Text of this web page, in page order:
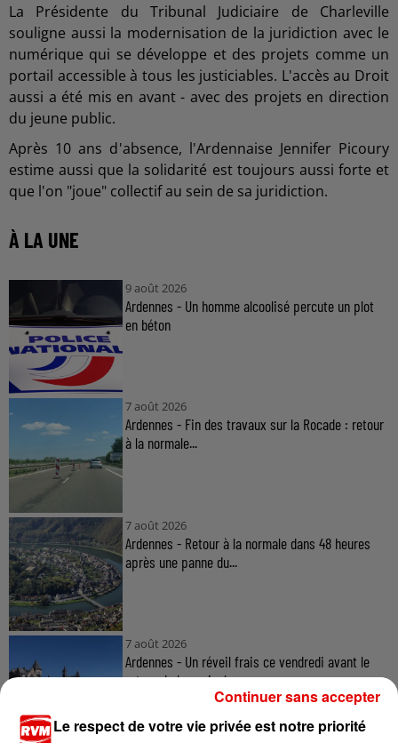
La Présidente du Tribunal Judiciaire de Charleville
souligne aussi la modernisation de la juridiction avec le
numérique qui se développe et des projets comme un
portail accessible à tous les justiciables. L'accès au Droit
aussi a été mis en avant - avec des projets en direction
du jeune public.
Après 10 ans d'absence, l'Ardennaise Jennifer Picoury
estime aussi que la solidarité est toujours aussi forte et
que l'on "joue" collectif au sein de sa juridiction.
À LA UNE
9 août 2026
Ardennes - Un homme alcoolisé percute un plot
en béton
7 août 2026
Ardennes - Fin des travaux sur la Rocade : retour
à la normale...
7 août 2026
Ardennes - Retour à la normale dans 48 heures
après une panne du...
7 août 2026
Ardennes - Un réveil frais ce vendredi avant le
retour de la canicule
Le respect de votre vie privée est notre priorité
Continuer sans accepter